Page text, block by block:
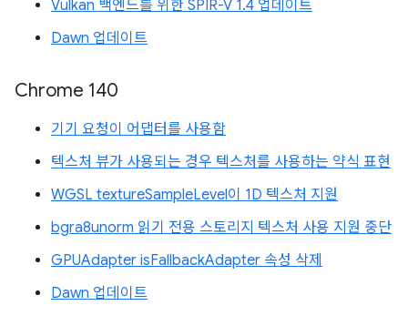
Vulkan 백엔드를 위한 SPIR-V 1.4 업데이트
Dawn 업데이트
Chrome 140
기기 요청이 어댑터를 사용함
텍스처 뷰가 사용되는 경우 텍스처를 사용하는 약식 표현
WGSL textureSampleLevel이 1D 텍스처 지원
bgra8unorm 읽기 전용 스토리지 텍스처 사용 지원 중단
GPUAdapter isFallbackAdapter 속성 삭제
Dawn 업데이트